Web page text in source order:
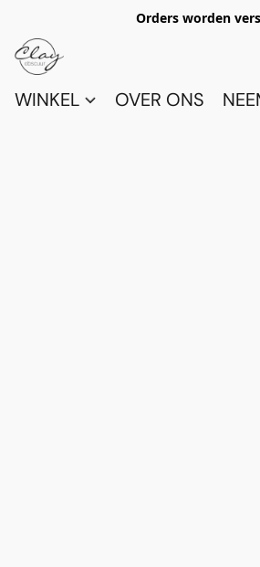
Orders worden
WINKEL OVER ONS